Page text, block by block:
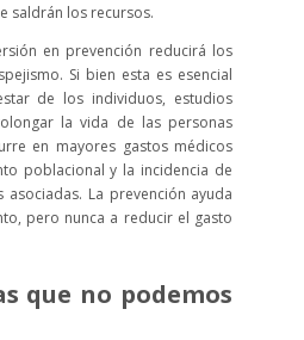
saldrán los recursos.
en prevención reducirá los
Si bien esta es esencial
de los individuos, estudios
la vida de las personas
en mayores gastos médicos
poblacional y la incidencia de
asociadas. La prevención ayuda
pero nunca a reducir el gasto
que no podemos